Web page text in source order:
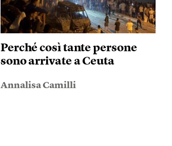
Perché così tante persone
sono arrivate a Ceuta
Annalisa Camilli